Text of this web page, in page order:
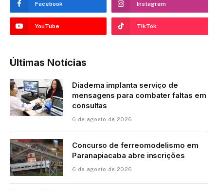
Facebook Instagram
YouTube TikTok
Últimas Notícias
Diadema implanta serviço de
mensagens para combater faltas em
consultas
6 de agosto de 2026
Concurso de ferreomodelismo em
Paranapiacaba abre inscrições
6 de agosto de 2026